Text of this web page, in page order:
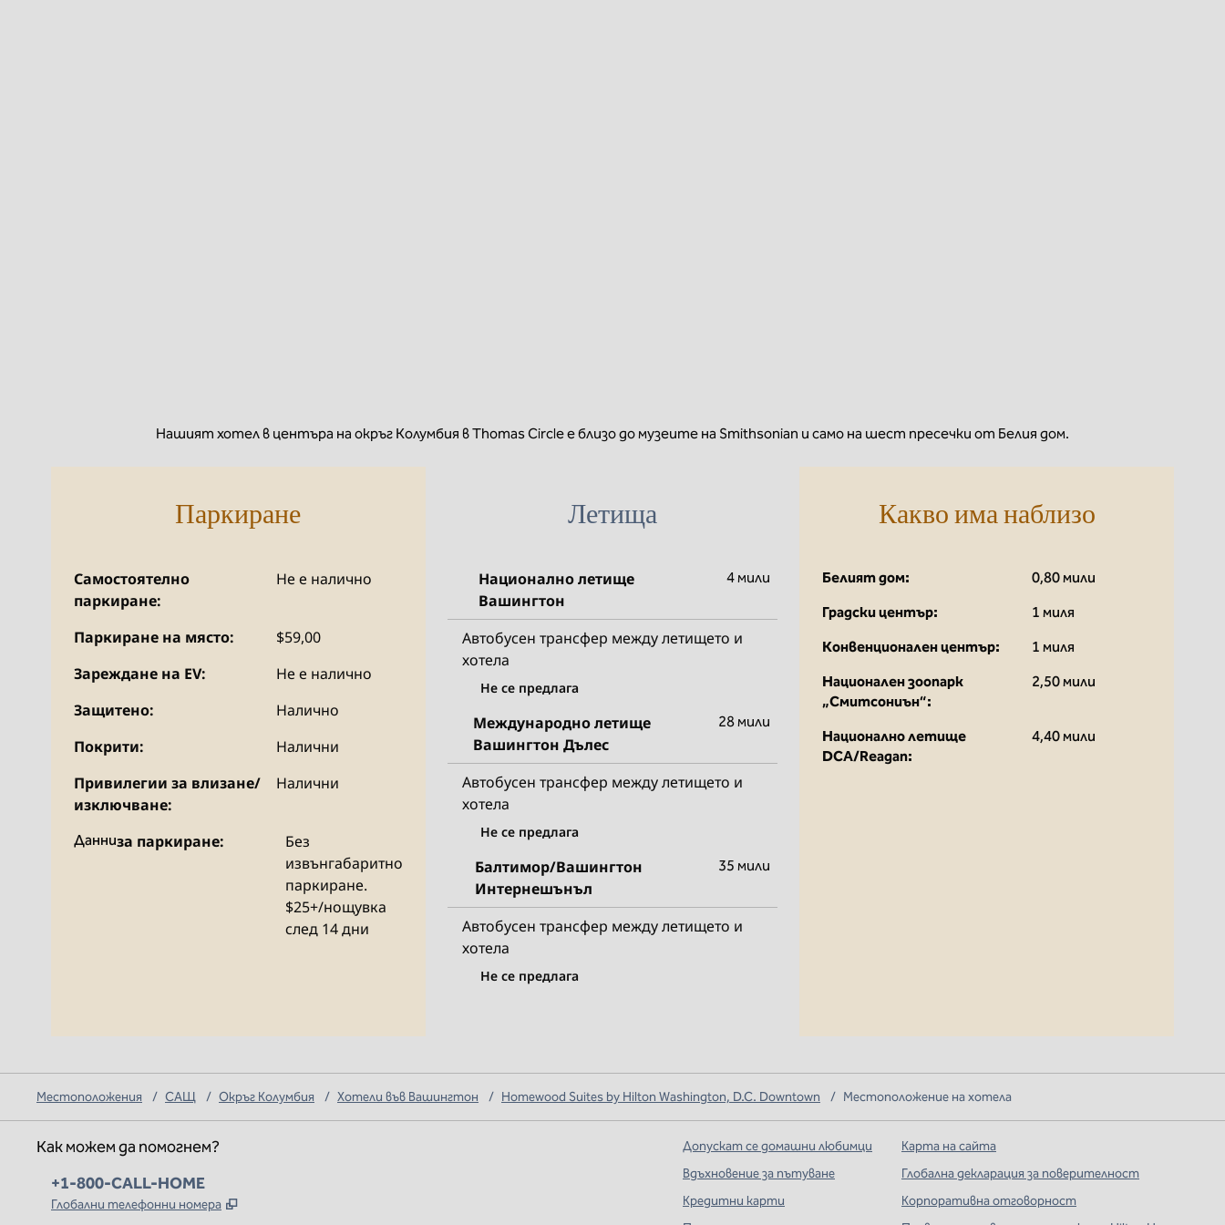
Нашият хотел в центъра на окръг Колумбия в Thomas Circle е близо до музеите на Smithsonian и само на шест пресечки от Белия дом.
Паркиране
Самостоятелно
паркиране:
Не е налично
Паркиране на място:
$59,00
Зареждане на EV:
Не е налично
Защитено:
Налично
Покрити:
Налични
Привилегии за влизане/
изключване:
Налични
Данниза паркиране:
Без
извънгабаритно
паркиране.
$25+/нощувка
след 14 дни
Летища
Национално летище
Вашингтон
4 мили
Автобусен трансфер между летището и
хотела
Не се предлага
Международно летище
Вашингтон Дълес
28 мили
Автобусен трансфер между летището и
хотела
Не се предлага
Балтимор/Вашингтон
Интернешънъл
35 мили
Автобусен трансфер между летището и
хотела
Не се предлага
Какво има наблизо
Белият дом:
0,80 мили
Градски център:
1 миля
Конвенционален център:
1 миля
Национален зоопарк
„Смитсониън“:
2,50 мили
Национално летище
DCA/Reagan:
4,40 мили
Местоположения / САЩ / Окръг Колумбия / Хотели във Вашингтон / Homewood Suites by Hilton Washington, D.C. Downtown / Местоположение на хотела
Как можем да помогнем?
Телефон:
+1-800-CALL-HOME
Глобални телефонни номера ,
Допускат се домашни любимци
Вдъхновение за пътуване
Кредитни карти
Карта на сайта
Глобална декларация за поверителност
Корпоративна отговорност